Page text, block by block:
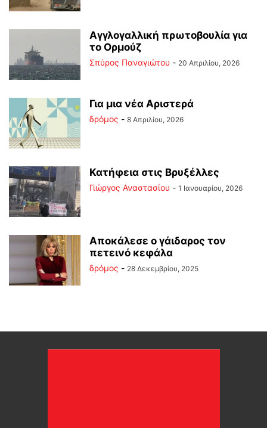
Αγγλογαλλική πρωτοβουλία για
το Ορμούζ
Σπύρος Παναγιώτου - 20 Απριλίου, 2026
Για μια νέα Αριστερά
δρόμος - 8 Απριλίου, 2026
Κατήφεια στις Βρυξέλλες
Γιώργος Αναστασίου - 1 Ιανουαρίου, 2026
Αποκάλεσε ο γάιδαρος τον
πετεινό κεφάλα
δρόμος - 28 Δεκεμβρίου, 2025